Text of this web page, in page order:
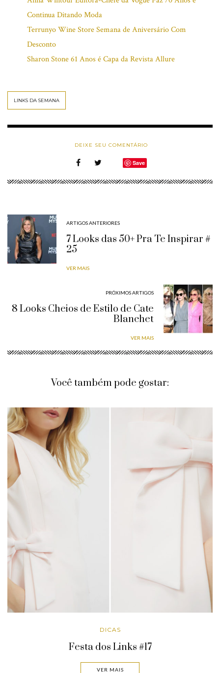
Continua Ditando Moda
Terrunyo Wine Store Semana de Aniversário Com
Desconto
Sharon Stone 61 Anos é Capa da Revista Allure
LINKS DA SEMANA
DEIXE SEU COMENTÁRIO
Save
ARTIGOS ANTERIORES
7 Looks das 50+ Pra Te Inspirar #
25
VER MAIS
PRÓXIMOS ARTIGOS
8 Looks Cheios de Estilo de Cate
Blanchet
VER MAIS
Você também pode gostar:
DICAS
Festa dos Links #17
VER MAIS